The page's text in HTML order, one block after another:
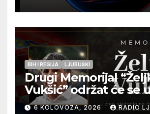
BIH I REGIJA LJUBUŠKI
Drugi Memorijal
Vukšić” održat će se
12. kolovoza u Otoku
6 KOLOVOZA, 2026 RADIO